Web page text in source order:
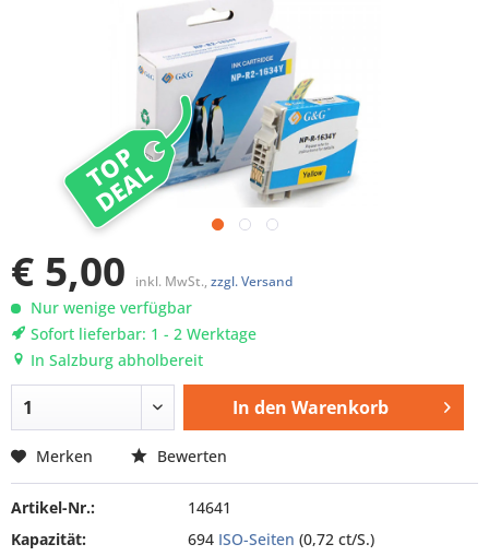
TOP
DEAL
€ 5,00 inkl. MwSt., zzgl. Versand
Nur wenige verfügbar
Sofort lieferbar: 1 - 2 Werktage
In Salzburg abholbereit
In den Warenkorb
Merken Bewerten
Artikel-Nr.:
14641
Kapazität:
694 ISO-Seiten (0,72 ct/S.)